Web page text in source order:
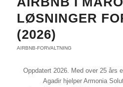
LØSNINGER
(2026)
AIRBNB-FORVALTNING
Oppdatert 2026. Med over 25 års
Agadir hjelper Armonia